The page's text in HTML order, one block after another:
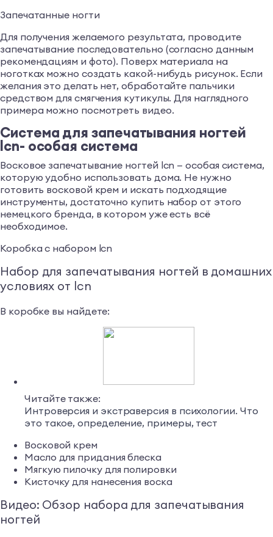
Запечатанные ногти
Для получения желаемого результата, проводите
запечатывание последовательно (согласно данным
рекомендациям и фото). Поверх материала на
ноготках можно создать какой-нибудь рисунок. Если
желания это делать нет, обработайте пальчики
средством для смягчения кутикулы. Для наглядного
примера можно посмотреть видео.
Система для запечатывания ногтей
lcn- особая система
Восковое запечатывание ногтей lcn — особая система,
которую удобно использовать дома. Не нужно
готовить восковой крем и искать подходящие
инструменты, достаточно купить набор от этого
немецкого бренда, в котором уже есть всё
необходимое.
Коробка с набором lcn
Набор для запечатывания ногтей в домашних
условиях от lcn
В коробке вы найдете:
Читайте также:
Интроверсия и экстраверсия в психологии. Что
это такое, определение, примеры, тест
Восковой крем
Масло для придания блеска
Мягкую пилочку для полировки
Кисточку для нанесения воска
Видео: Обзор набора для запечатывания
ногтей